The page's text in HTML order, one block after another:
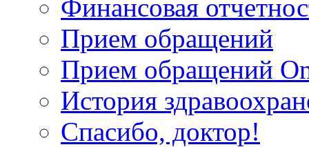
Финансовая
Прием обращений
Прием обращений
История
Спасибо, доктор!